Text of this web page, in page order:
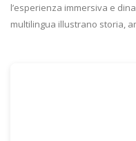
l’esperienza immersiva e
multilingua illustrano storia,